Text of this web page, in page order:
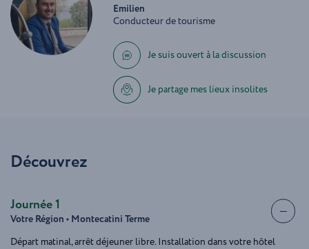
Emilien
Conducteur de tourisme
Je suis ouvert à la discussion
Je partage mes lieux insolites
Découvrez
Journée 1
Votre Région • Montecatini Terme
Départ matinal, arrêt déjeuner libre. Installation dans votre hôtel